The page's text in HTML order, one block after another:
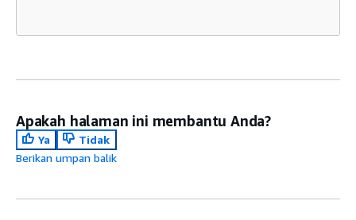
Apakah halaman ini membantu Anda?
Ya
Tidak
Berikan umpan balik